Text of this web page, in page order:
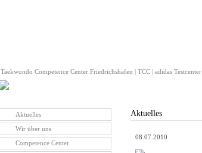
Taekwondo Competence Center Friedrichshafen | TCC | adidas Testcenter
Aktuelles
Wir über uns
Competence Center
Aktuelles
08.07.2010